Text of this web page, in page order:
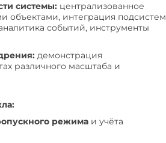
системы: централизованное
объектами, интеграция подсистем
событий, инструменты
демонстрация
различного масштаба и
режима и учёта